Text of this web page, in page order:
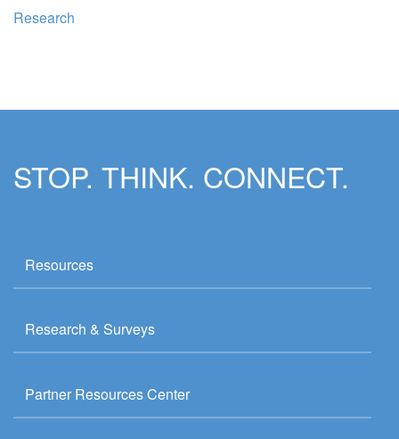
Research
STOP. THINK. CONNECT.
Resources
Research & Surveys
Partner Resources Center